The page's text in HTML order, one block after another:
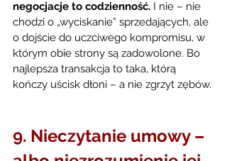
negocjacje to codzienność. I nie – nie
chodzi o „wyciskanie” sprzedających, ale
o dojście do uczciwego kompromisu, w
którym obie strony są zadowolone. Bo
najlepsza transakcja to taka, którą
kończy uścisk dłoni – a nie zgrzyt zębów.
9. Nieczytanie umowy –